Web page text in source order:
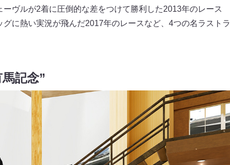
ヴルが2着に圧倒的な差をつけて勝利した2013年のレース
に熱い実況が飛んだ2017年のレースなど、4つの名ラストラ
記念”